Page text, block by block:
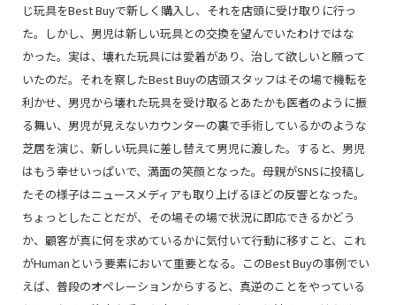
じ玩具をBest Buyで新しく購入し、それを店頭に受け取りに行っ
た。しかし、男児は新しい玩具との交換を望んでいたわけではな
かった。実は、壊れた玩具には愛着があり、治して欲しいと願って
いたのだ。それを察したBest Buyの店頭スタッフはその場で機転を
利かせ、男児から壊れた玩具を受け取るとあたかも医者のように振
る舞い、男児が見えないカウンターの裏で手術しているかのような
芝居を演じ、新しい玩具に差し替えて男児に渡した。すると、男児
はもう幸せいっぱいで、満面の笑顔となった。母親がSNSに投稿し
たその様子はニュースメディアも取り上げるほどの反響となった。
ちょっとしたことだが、その場その場で状況に即応できるかどう
か、顧客が真に何を求めているかに気付いて行動に移すこと、これ
がHumanという要素において重要となる。このBest Buyの事例でい
えば、普段のオペレーションからすると、真逆のことをやっている